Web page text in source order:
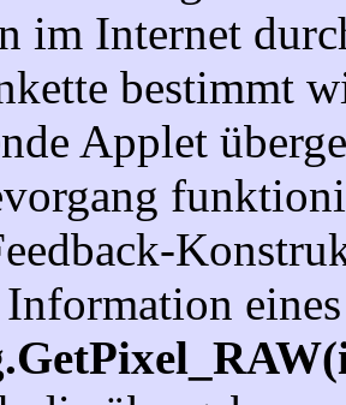
im Internet
bestimmt
Applet